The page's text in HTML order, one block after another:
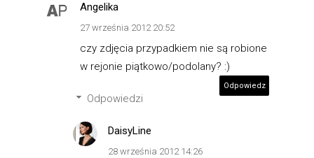
Angelika
27 września 2012 20:52
czy zdjęcia przypadkiem nie są robione
w rejonie piątkowo/podolany? :)
Odpowiedz
Odpowiedzi
DaisyLine
28 września 2012 14:26